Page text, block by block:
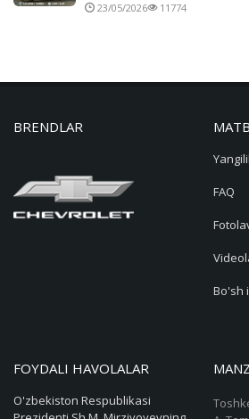
23/05/2026 11774
BRENDLAR
FAQ
Bo'sh
FOYDALI HAVOLALAR
O'zbekiston Respublikasi